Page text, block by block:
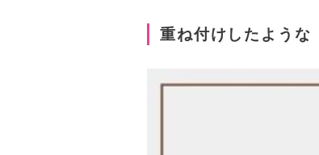
重ね付けしたような